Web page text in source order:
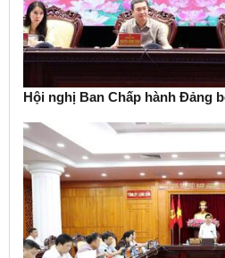
Hội nghị Ban Chấp hành Đảng